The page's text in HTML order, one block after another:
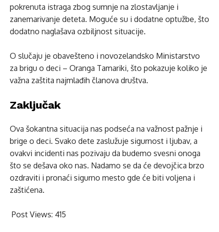
pokrenuta istraga zbog sumnje na zlostavljanje i
zanemarivanje deteta. Moguće su i dodatne optužbe, što
dodatno naglašava ozbiljnost situacije.
O slučaju je obavešteno i novozelandsko Ministarstvo
za brigu o deci – Oranga Tamariki, što pokazuje koliko je
važna zaštita najmlađih članova društva.
Zaključak
Ova šokantna situacija nas podseća na važnost pažnje i
brige o deci. Svako dete zaslužuje sigurnost i ljubav, a
ovakvi incidenti nas pozivaju da budemo svesni onoga
što se dešava oko nas. Nadamo se da će devojčica brzo
ozdraviti i pronaći sigurno mesto gde će biti voljena i
zaštićena.
Post Views: 415